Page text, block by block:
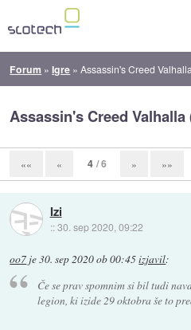
Forum »Igre »Assassin's Creed
Assassin's Creed Valhalla
«« « 4 / 6 » »»
Izi
::30. sep 2020, 09:22
oo7 je30. sep 2020 ob 00:45izjavil:
Če se prav spomnim si bil tudi
legion, ki izide 29 oktobra še to